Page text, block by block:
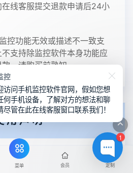
线客服提交退款申请后24小
控功能无效或描述不一致支
支持除监控软件本身功能应
，请购买前熟知。
用声明
由于使用本软件而引起的损
菜单 会员 定制
1
控
访问手机监控软件官网，假如您想
何手机设备，了解对方的想法和聊
尽管在此在线客服窗口联系我们！